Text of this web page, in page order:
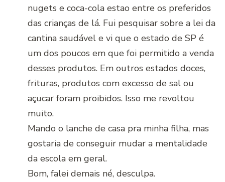
nugets e coca-cola estao entre os preferidos
das crianças de lá. Fui pesquisar sobre a lei da
cantina saudável e vi que o estado de SP é
um dos poucos em que foi permitido a venda
desses produtos. Em outros estados doces,
frituras, produtos com excesso de sal ou
açucar foram proibidos. Isso me revoltou
muito.
Mando o lanche de casa pra minha filha, mas
gostaria de conseguir mudar a mentalidade
da escola em geral.
Bom, falei demais né, desculpa.